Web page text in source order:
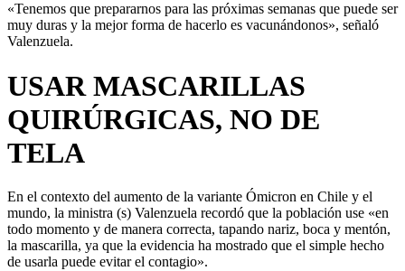
«Tenemos que prepararnos para las próximas semanas que puede ser
muy duras y la mejor forma de hacerlo es vacunándonos», señaló
Valenzuela.
USAR MASCARILLAS
QUIRÚRGICAS, NO DE
TELA
En el contexto del aumento de la variante Ómicron en Chile y el
mundo, la ministra (s) Valenzuela recordó que la población use «en
todo momento y de manera correcta, tapando nariz, boca y mentón,
la mascarilla, ya que la evidencia ha mostrado que el simple hecho
de usarla puede evitar el contagio».